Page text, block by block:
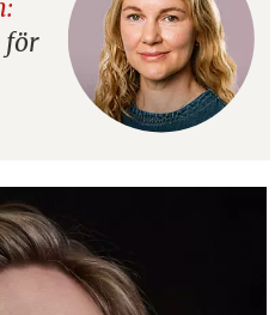
för